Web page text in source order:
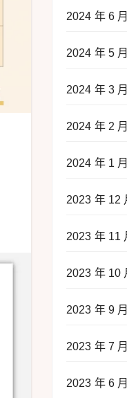
2024 年 6 月
2024 年 5 月
2024 年 3 月
2024 年 2 月
2024 年 1 月
2023 年 12
2023 年 11
2023 年 10
2023 年 9 月
2023 年 7 月
2023 年 6 月